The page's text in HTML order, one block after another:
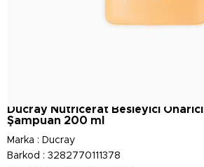
Ducray Nutricerat Besleyici Onarıcı
Şampuan 200 ml
Marka : Ducray
Barkod : 3282770111378